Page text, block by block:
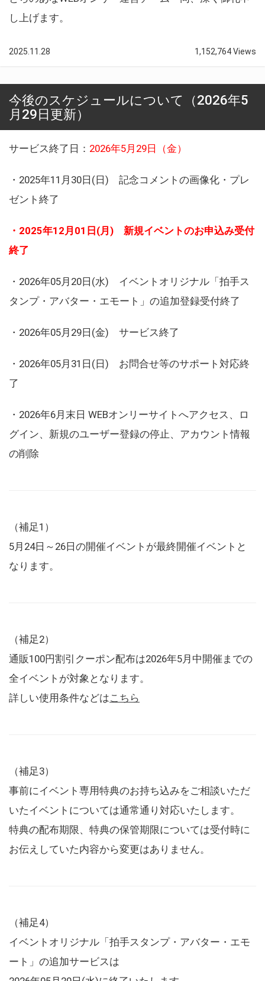
し上げます。
2025.11.28 1,152,764 Views
今後のスケジュールについて（2026年5
月29日更新）
サービス終了日： 2026年5月29日（金）
・2025年11月30日(日) 記念コメントの画像化・プレ
ゼント終了
・2025年12月01日(月) 新規イベントのお申込み受付
終了
・2026年05月20日(水) イベントオリジナル「拍手ス
タンプ・アバター・エモート」の追加登録受付終了
・2026年05月29日(金) サービス終了
・2026年05月31日(日) お問合せ等のサポート対応終
了
・2026年6月末日 WEBオンリーサイトへアクセス、ロ
グイン、新規のユーザー登録の停止、アカウント情報
の削除
（補足1）
5月24日～26日の開催イベントが最終開催イベントと
なります。
（補足2）
通販100円割引クーポン配布は2026年5月中開催までの
全イベントが対象となります。
詳しい使用条件などはこちら
（補足3）
事前にイベント専用特典のお持ち込みをご相談いただ
いたイベントについては通常通り対応いたします。
特典の配布期限、特典の保管期限については受付時に
お伝えしていた内容から変更はありません。
（補足4）
イベントオリジナル「拍手スタンプ・アバター・エモ
ート」の追加サービスは